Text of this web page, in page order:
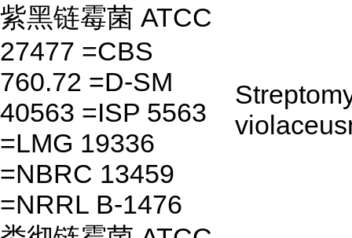
紫黑链霉菌 ATCC
27477 =CBS
760.72 =D-SM
40563 =ISP 5563
=LMG 19336
=NBRC 13459
=NRRL B-1476